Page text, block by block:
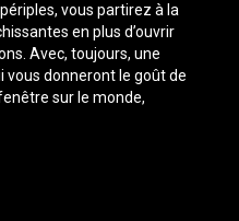
vous partirez à la
en plus d’ouvrir
Avec, toujours, une
donneront le goût de
sur le monde,